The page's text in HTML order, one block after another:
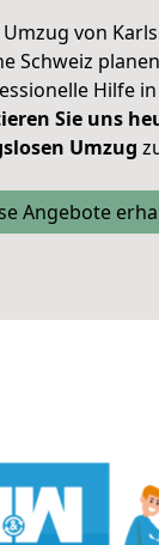
von
Schweiz
Hilfe
Sie uns
Umzug
Angebote